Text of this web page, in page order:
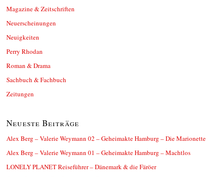
Magazine & Zeitschriften
Neuerscheinungen
Neuigkeiten
Perry Rhodan
Roman & Drama
Sachbuch & Fachbuch
Zeitungen
Neueste Beiträge
Alex Berg – Valerie Weymann 02 – Geheimakte Hamburg – Die Marionette
Alex Berg – Valerie Weymann 01 – Geheimakte Hamburg – Machtlos
LONELY PLANET Reiseführer – Dänemark & die Färöer